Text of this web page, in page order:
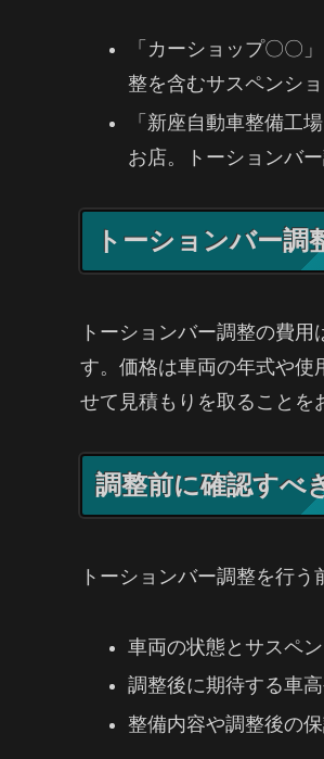
「カーショップ〇〇
整を含むサスペンシ
「新座自動車整備工
お店。トーションバ
トーションバー調
トーションバー調整の費
す。価格は車両の年式や使
せて見積もりを取ることを
調整前に確認すべ
トーションバー調整を行う
車両の状態とサスペ
調整後に期待する車高
整備内容や調整後の保